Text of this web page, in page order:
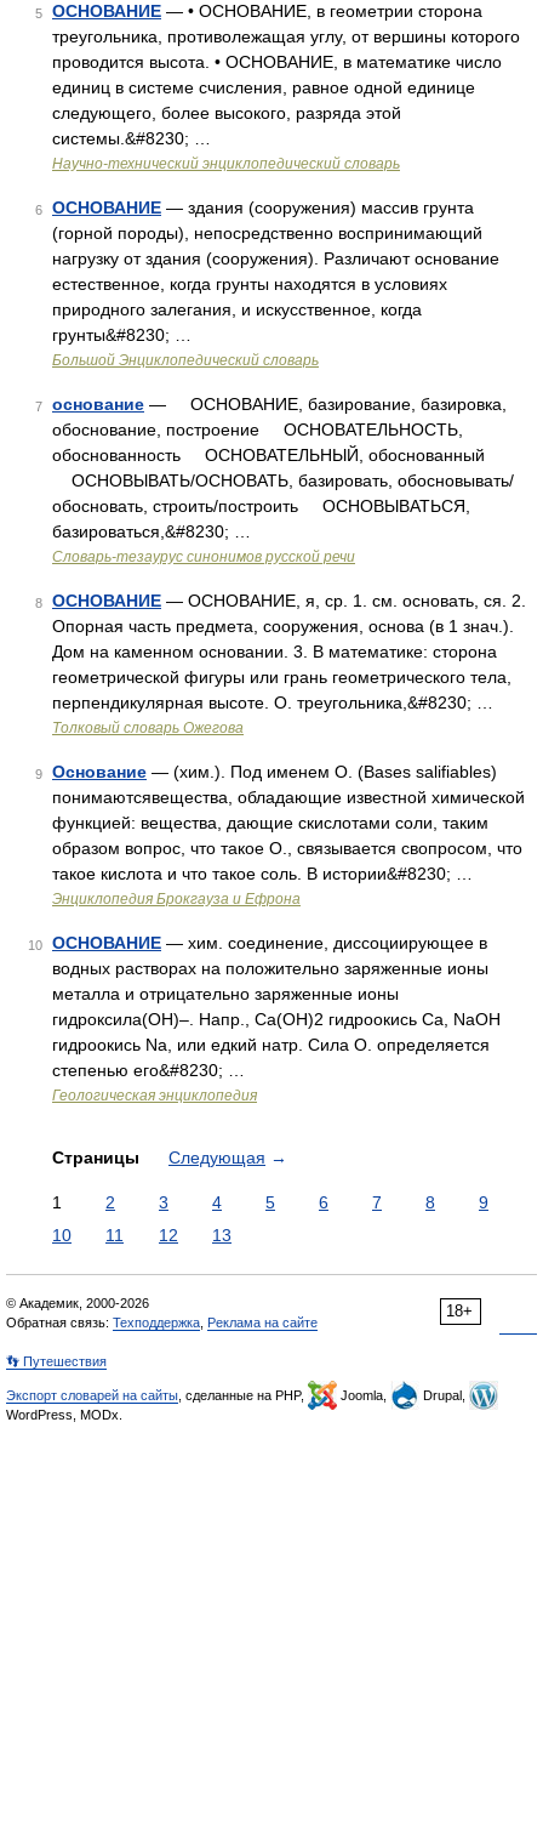
5 ОСНОВАНИЕ — • ОСНОВАНИЕ, в геометрии сторона
треугольника, противолежащая углу, от вершины которого
проводится высота. • ОСНОВАНИЕ, в математике число
единиц в системе счисления, равное одной единице
следующего, более высокого, разряда этой
системы.&#8230; …
Научно-технический энциклопедический словарь
6 ОСНОВАНИЕ — здания (сооружения) массив грунта
(горной породы), непосредственно воспринимающий
нагрузку от здания (сооружения). Различают основание
естественное, когда грунты находятся в условиях
природного залегания, и искусственное, когда
грунты&#8230; …
Большой Энциклопедический словарь
7 основание — ОСНОВАНИЕ, базирование, базировка,
обоснование, построение ОСНОВАТЕЛЬНОСТЬ,
обоснованность ОСНОВАТЕЛЬНЫЙ, обоснованный
ОСНОВЫВАТЬ/ОСНОВАТЬ, базировать, обосновывать/
обосновать, строить/построить ОСНОВЫВАТЬСЯ,
базироваться,&#8230; …
Словарь-тезаурус синонимов русской речи
8 ОСНОВАНИЕ — ОСНОВАНИЕ, я, ср. 1. см. основать, ся. 2.
Опорная часть предмета, сооружения, основа (в 1 знач.).
Дом на каменном основании. 3. В математике: сторона
геометрической фигуры или грань геометрического тела,
перпендикулярная высоте. О. треугольника,&#8230; …
Толковый словарь Ожегова
9 Основание — (хим.). Под именем О. (Bases salifiables)
понимаютсявещества, обладающие известной химической
функцией: вещества, дающие скислотами соли, таким
образом вопрос, что такое О., связывается свопросом, что
такое кислота и что такое соль. В истории&#8230; …
Энциклопедия Брокгауза и Ефрона
10 ОСНОВАНИЕ — хим. соединение, диссоциирующее в
водных растворах на положительно заряженные ионы
металла и отрицательно заряженные ионы
гидроксила(ОН)–. Напр., Са(ОН)2 гидроокись Са, NaOH
гидроокись Na, или едкий натр. Сила О. определяется
степенью его&#8230; …
Геологическая энциклопедия
Страницы Следующая →
1 2 3 4 5 6 7 8
9
10
11 12 13
18+
© Академик, 2000-2026
Обратная связь: Техподдержка Реклама на сайте
👣 Путешествия
Экспорт словарей на сайты , сделанные на PHP, Joomla,
Drupal,
WordPress, MODx.